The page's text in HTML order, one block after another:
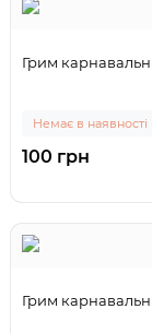
Грим
Немає в наявності
100 грн
Грим